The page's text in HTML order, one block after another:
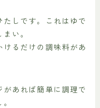
しです。これはゆで
い。
るだけの調味料があ
あれば簡単に調理で